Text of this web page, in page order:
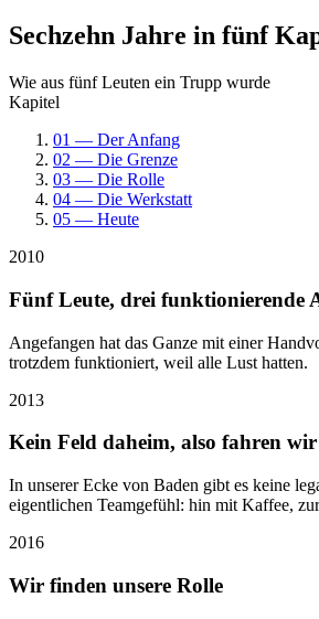
Sechzehn Jahre in fünf
Wie aus fünf Leuten ein Trupp wurde
Kapitel
01 — Der Anfang
02 — Die Grenze
03 — Die Rolle
04 — Die Werkstatt
05 — Heute
2010
Fünf Leute, drei funktionierende
Angefangen hat das Ganze mit einer
trotzdem funktioniert, weil alle Lust hatten.
2013
Kein Feld daheim, also fahren wir
In unserer Ecke von Baden gibt es keine
eigentlichen Teamgefühl: hin mit Kaffee,
2016
Wir finden unsere Rolle